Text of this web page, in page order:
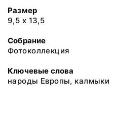
Размер
9,5 х 13,5
Собрание
Фотоколлекция
Ключевые слова
народы Европы, калмыки